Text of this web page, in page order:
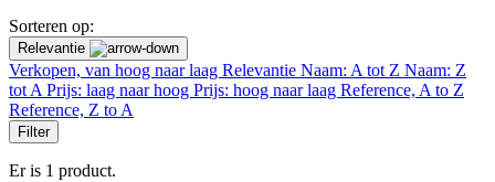
Sorteren op:
Relevantie
Verkopen, van hoog naar laag Relevantie Naam: A tot Z Naam: Z
tot APrijs: laag naar hoog Prijs: hoog naar laag Reference, A to Z
Reference, Z to A
Filter
Er is 1 product.